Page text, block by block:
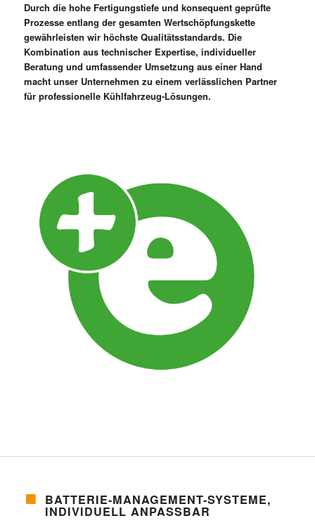
Durch die hohe Fertigungstiefe und konsequent geprüfte
Prozesse entlang der gesamten Wertschöpfungskette
gewährleisten wir höchste Qualitätsstandards. Die
Kombination aus technischer Expertise, individueller
Beratung und umfassender Umsetzung aus einer Hand
macht unser Unternehmen zu einem verlässlichen Partner
für professionelle Kühlfahrzeug-Lösungen.
BATTERIE-MANAGEMENT-SYSTEME,
INDIVIDUELL ANPASSBAR